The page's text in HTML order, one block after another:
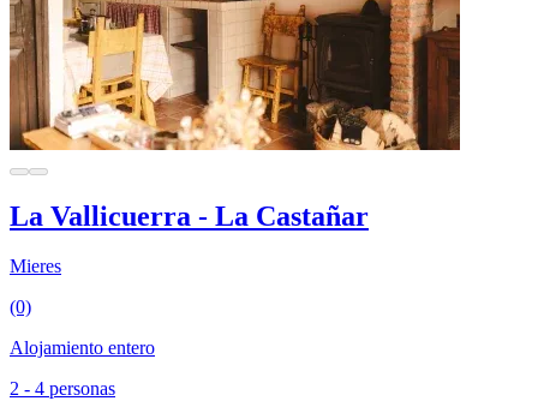
La Vallicuerra - La Castañar
Mieres
(0)
Alojamiento entero
2 - 4 personas